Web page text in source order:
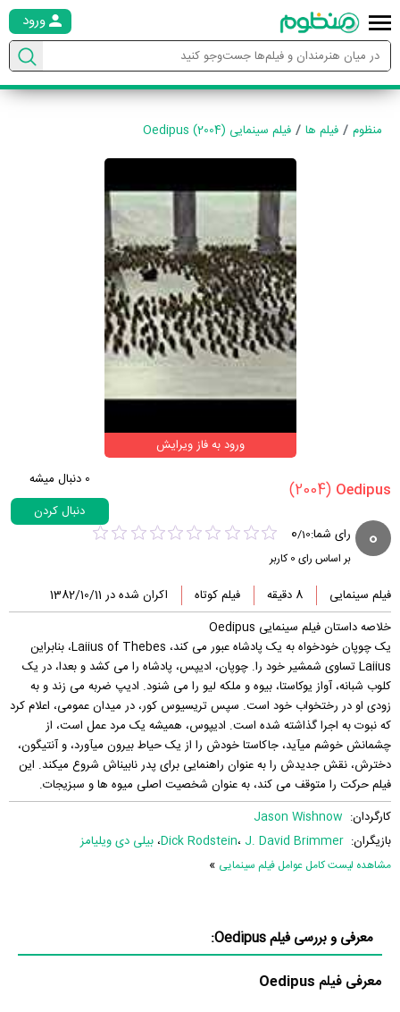
ورود
منظوم فیلم ها فیلم سینمایی Oedipus (2004)
ورود به فاز ویرایش
(2004)
0 دنبال میشه
دنبال کردن
0 رای شما: 0/10
بر اساس رای 0کاربر
فیلم سینمایی 8 دقیقه فیلم کوتاه
اکران شده در 1382/10/11
خلاصه داستان فیلم سینمایی Oedipus
یک چوپان خودخواه به یک پادشاه عبور می کند، Laiius of Thebes، بنابراین
Laiius تساوی شمشیر خود را. چوپان، ادیپس، پادشاه را می کشد و بعدا، در یک
کلوب شبانه، آواز یوكاستا، بیوه و ملکه لیو را می شنود. ادیپ ضربه می زند و به
زودی او در رختخواب خود است. سپس تریسیوس کور، در میدان عمومی، اعلام کرد
که نبوت به اجرا گذاشته شده است. ادیپوس، همیشه یک مرد عمل است، از
چشمانش خوشم میآید، جاکاستا خودش را از یک حیاط بیرون میآورد، و آنتیگون،
دخترش، نقش جدیدش را به عنوان راهنمایی برای پدر نابیناش شروع میکند. این
فیلم حرکت را متوقف می کند، به عنوان شخصیت اصلی میوه ها و سبزیجات.
کارگردان: Jason Wishnow
بازیگران:
Dick Rodstein، J. David Brimmer ، بیلی دی ویلیامز
مشاهده لیست کامل عوامل فیلم سینمایی »
معرفی و بررسی فیلم Oedipus:
معرفی فیلم Oedipus